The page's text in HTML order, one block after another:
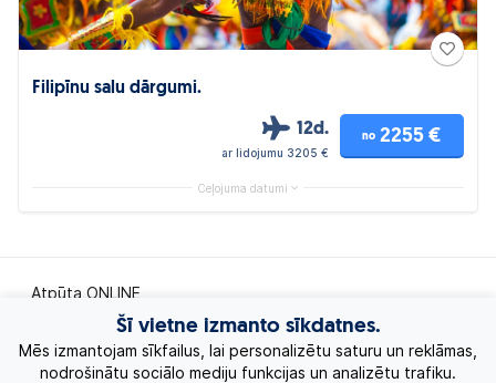
Filipīnu salu dārgumi.
12d.
ar lidojumu 3205 €
no 2255 €
Ceļojuma datumi
Atpūta ONLINE
Ekskursiju ceļojumi
Šī vietne izmanto sīkdatnes.
Mēs izmantojam sīkfailus, lai personalizētu saturu un reklāmas,
nodrošinātu sociālo mediju funkcijas un analizētu trafiku.